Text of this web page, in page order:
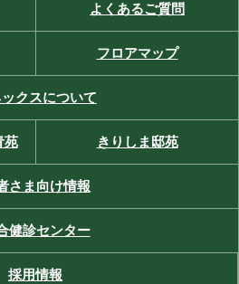
よくあるご質問
フロアマップ
クスについて
苑 きりしま邸苑
さま向け情報
健診センター
採用情報